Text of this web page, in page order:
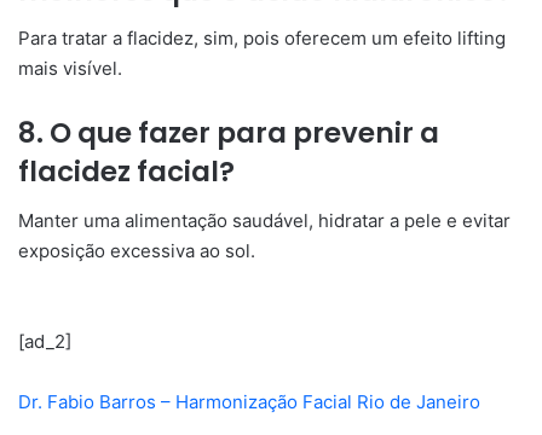
Para tratar a flacidez, sim, pois oferecem um efeito lifting
mais visível.
8. O que fazer para prevenir a
flacidez facial?
Manter uma alimentação saudável, hidratar a pele e evitar
exposição excessiva ao sol.
[ad_2]
Dr. Fabio Barros – Harmonização Facial Rio de Janeiro